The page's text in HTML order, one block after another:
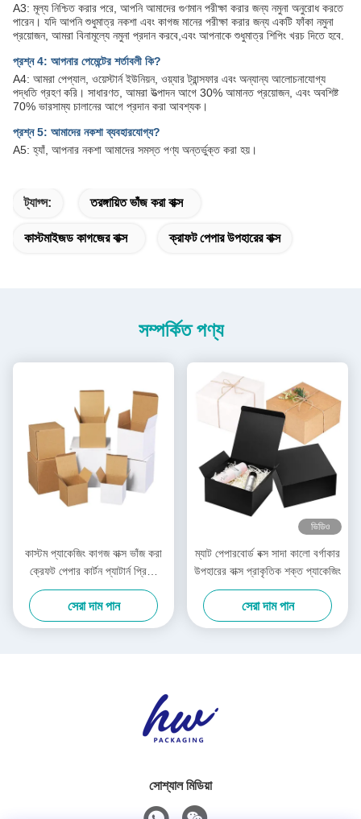
A3: মূল্য নিশ্চিত করার পরে, আপনি আমাদের গুণমান পরীক্ষা করার জন্য নমুনা অনুরোধ করতে
পারেন। যদি আপনি শুধুমাত্র নকশা এবং কাগজ মানের পরীক্ষা করার জন্য একটি ফাঁকা নমুনা
প্রয়োজন, আমরা বিনামূল্যে নমুনা প্রদান করবে,এবং আপনাকে শুধুমাত্র শিপিং খরচ দিতে হবে.
প্রশ্ন 4: আপনার পেমেন্টের শর্তাবলী কি?
A4: আমরা পেপ্যাল, ওয়েস্টার্ন ইউনিয়ন, ওয়্যার ট্রান্সফার এবং অন্যান্য আলোচনাযোগ্য
পদ্ধতি গ্রহণ করি। সাধারণত, আমরা উত্পাদন আগে 30% আমানত প্রয়োজন, এবং অবশিষ্ট
70% ভারসাম্য চালানের আগে প্রদান করা আবশ্যক।
প্রশ্ন 5: আমাদের নকশা ব্যবহারযোগ্য?
A5: হ্যাঁ, আপনার নকশা আমাদের সমস্ত পণ্য অন্তর্ভুক্ত করা হয়।
ট্যাগ্স: তরঙ্গায়িত ভাঁজ করা বাক্স
কাস্টমাইজড কাগজের বাক্স ক্রাফট পেপার উপহারের বাক্স
সম্পর্কিত পণ্য
কাস্টম প্যাকেজিং কাগজ বাক্স ভাঁজ করা
ক্রেফট পেপার কার্টন প্যাটার্ন প্রিন্টিং
কর্গ্রেটেড কাগজ বাক্স
সেরা দাম পান
ভিডিও
ম্যাট পেপারবোর্ড বক্স সাদা কালো বর্গাকার
উপহারের বাক্স প্রাকৃতিক শক্ত প্যাকেজিং
সেরা দাম পান
সোশ্যাল মিডিয়া